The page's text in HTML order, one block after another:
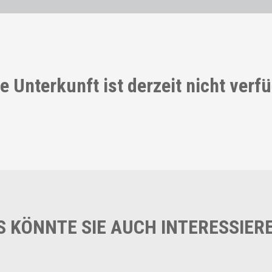
Unterkunft ist derzeit nicht
KÖNNTE SIE AUCH